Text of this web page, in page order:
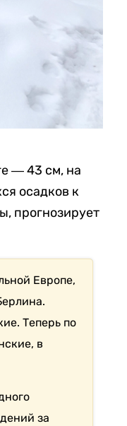
― 43 см, на
осадков к
прогнозирует
Европе,
Теперь по
в
за